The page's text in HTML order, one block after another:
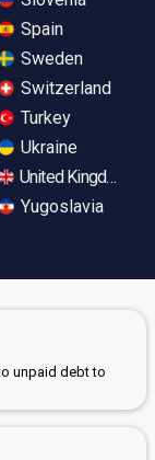
Spain
Sweden
Switzerland
Turkey
Ukraine
United Kingdom
Yugoslavia
unpaid debt to